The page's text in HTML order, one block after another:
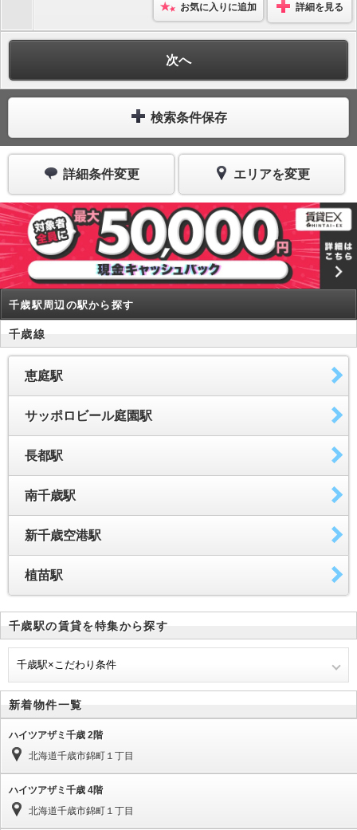
お気に入りに追加 詳細を見る
次へ
検索条件保存
詳細条件変更 エリアを変更
千歳駅周辺の駅から探す
千歳線
恵庭駅
サッポロビール庭園駅
長都駅
南千歳駅
新千歳空港駅
植苗駅
千歳駅の賃貸を特集から探す
千歳駅×こだわり条件
新着物件一覧
ハイツアザミ千歳 2階
北海道千歳市錦町１丁目
ハイツアザミ千歳 4階
北海道千歳市錦町１丁目